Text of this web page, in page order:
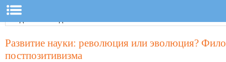
Развитие науки: революция или эволюция?
постпозитивизма